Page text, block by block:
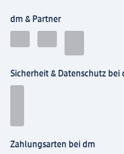
dm & Partner
Sicherheit & Datenschutz bei
Zahlungsarten bei dm